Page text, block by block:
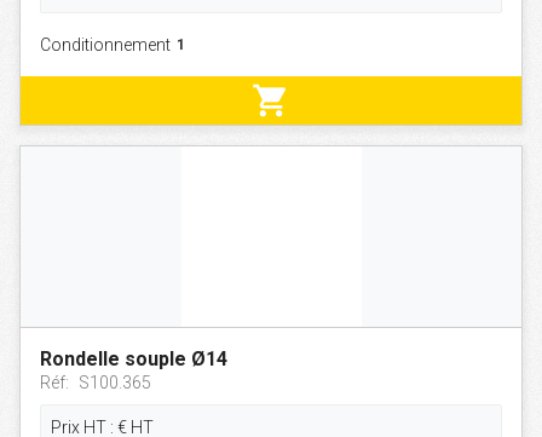
Conditionnement
shopping_cart
Rondelle souple Ø14
Réf: S100.365
Prix HT : € HT